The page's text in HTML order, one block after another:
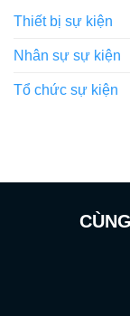
Thiết bị sự kiện
Nhân sự sự kiện
Tổ chức sự kiện